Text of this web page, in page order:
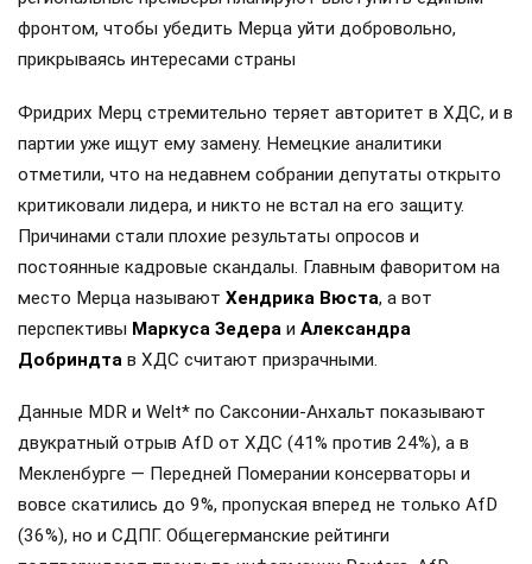
фронтом, чтобы убедить Мерца уйти добровольно,
прикрываясь интересами страны
Фридрих Мерц стремительно теряет авторитет в ХДС, и в
партии уже ищут ему замену. Немецкие аналитики
отметили, что на недавнем собрании депутаты открыто
критиковали лидера, и никто не встал на его защиту.
Причинами стали плохие результаты опросов и
постоянные кадровые скандалы. Главным фаворитом на
место Мерца называют Хендрика Вюста, а вот
перспективы Маркуса Зедера и Александра
Добриндта в ХДС считают призрачными.
Данные MDR и Welt* по Саксонии-Анхальт показывают
двукратный отрыв AfD от ХДС (41% против 24%), а в
Мекленбурге — Передней Померании консерваторы и
вовсе скатились до 9%, пропуская вперед не только AfD
(36%), но и СДПГ. Общегерманские рейтинги